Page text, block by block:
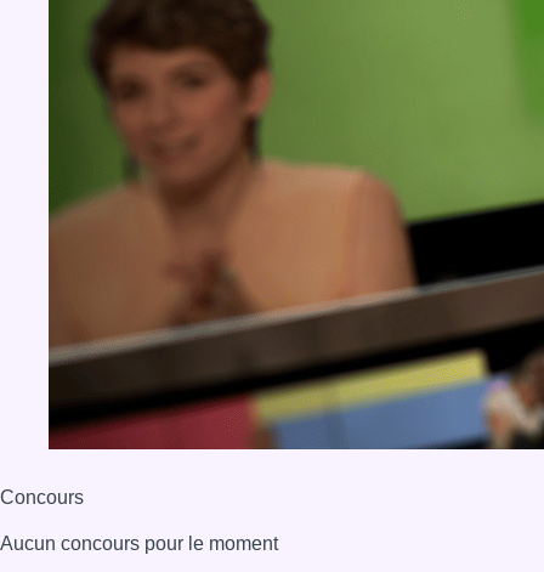
Concours
Aucun concours pour le moment